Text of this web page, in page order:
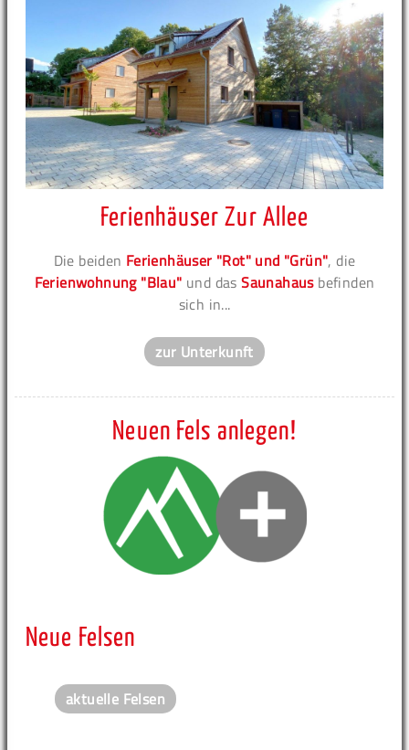
Ferienhäuser Zur Allee
Die beiden Ferienhäuser "Rot" und "Grün", die
Ferienwohnung "Blau" und dasSaunahausbefinden
sich in...
zur Unterkunft
Neuen Fels anlegen!
Neue Felsen
aktuelle Felsen